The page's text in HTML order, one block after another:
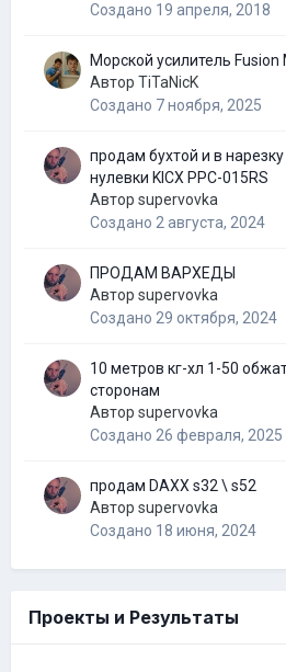
Создано 19 апреля, 2018
Морской усилитель Fusion
Автор TiTaNicK
Создано 7 ноября, 2025
продам бухтой и в
нулевки KICX PPC-015RS
Автор supervovka
Создано 2 августа, 2024
ПРОДАМ ВАРХЕДЫ
Автор supervovka
Создано 29 октября, 2024
10 метров кг-хл 1-50
сторонам
Автор supervovka
Создано 26 февраля, 2025
продам DAXX s32 \ s52
Автор supervovka
Создано 18 июня, 2024
Проекты и Результаты